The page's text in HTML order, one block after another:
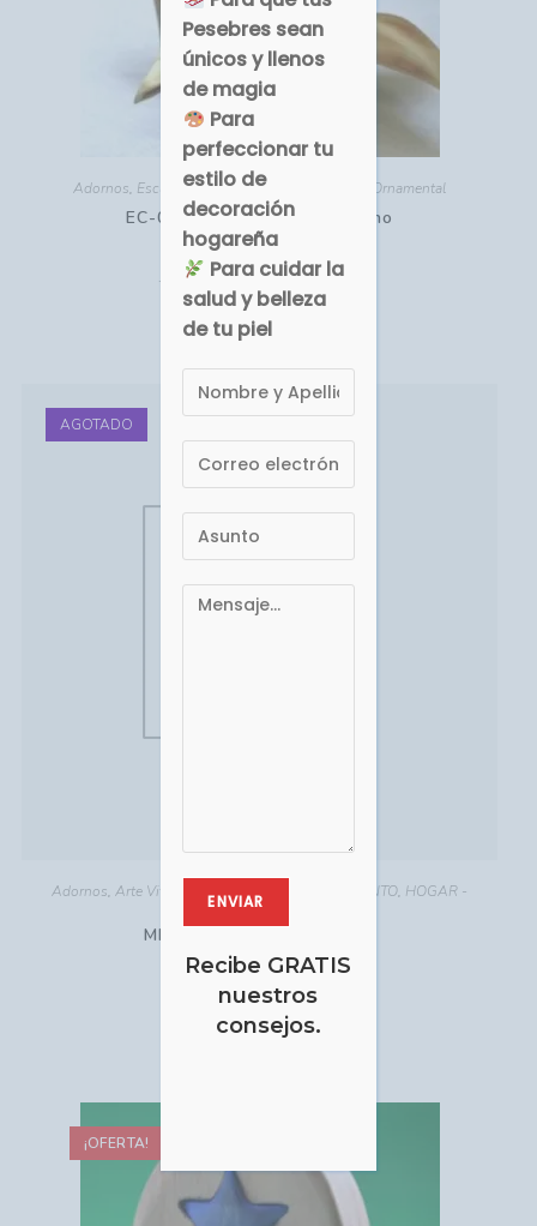
Adornos, Escultura,HOGAR - DECORACIÓN Ornamental
EC-083A Flor Blanca en Cacho
EUR € 32.58 EUR €17.42
Comprar
AGOTADO
Adornos, Arte Vitro-Fusión, DETALLES DE ENCANTO, HOGAR -
DECORACIÓN
MN-316 GATO ACOSTADO
EUR €19.52
Comprar
¡OFERTA!
estilo de
decoración
hogareña
Para cuidar la
salud y belleza
de tu piel
consejos.